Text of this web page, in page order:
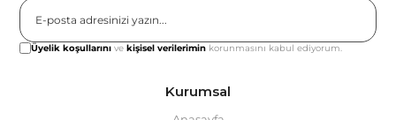
Üyelik koşullarını vekişisel verilerimin korunmasını kabul ediyorum.
Kurumsal